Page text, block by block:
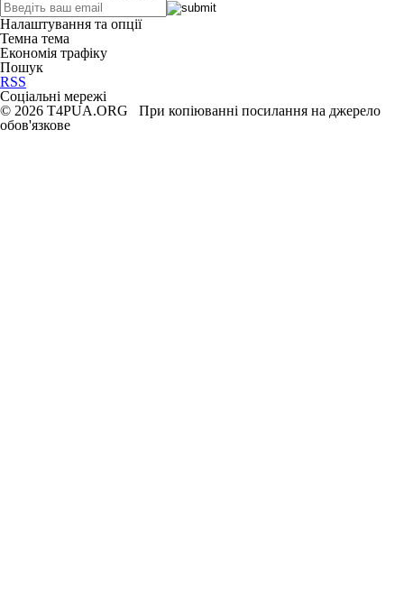
Налаштування та опції
Темна тема
Економія трафіку
Пошук
RSS
Соціальні мережі
© 2026 T4PUA.ORG При копіюванні посилання на джерело
обов'язкове